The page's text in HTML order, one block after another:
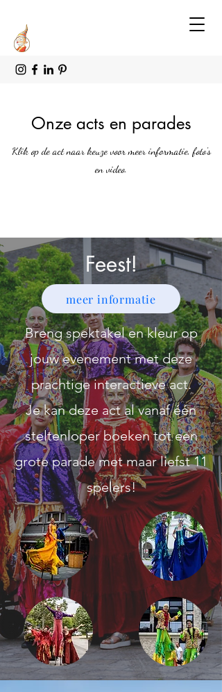
Onze acts en parades
Klik op de act naar keuze voor meer informatie, foto's
en video.
Feest!
meer informatie
Breng spektakel en kleur op
jouw evenement met deze
prachtige interactieve act.
Je kan deze act al vanaf één
steltenloper boeken tot een
grote parade met maar liefst 11
spelers!